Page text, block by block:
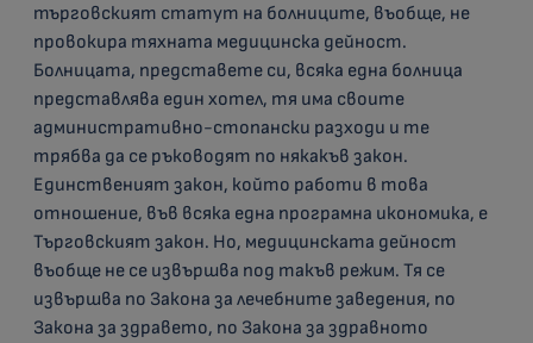
търговският статут на болниците, въобще, не
провокира тяхната медицинска дейност.
Болницата, представете си, всяка една болница
представлява един хотел, тя има своите
административно-стопански разходи и те
трябва да се ръководят по някакъв закон.
Единственият закон, който работи в това
отношение, във всяка една програмна икономика, е
Търговският закон. Но, медицинската дейност
въобще не се извършва под такъв режим. Тя се
извършва по Закона за лечебните заведения, по
Закона за здравето, по Закона за здравното